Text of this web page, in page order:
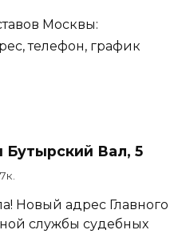
Москвы:
телефон, график
Вал, 5
Новый адрес Главного
службы судебных